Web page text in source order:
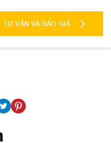
TƯ VẤN VÀ BÁO GIÁ